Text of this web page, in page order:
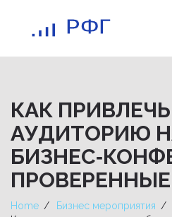
КАК ПРИВЛЕЧЬ
АУДИТОРИЮ
Home
Бизнес мероприятия